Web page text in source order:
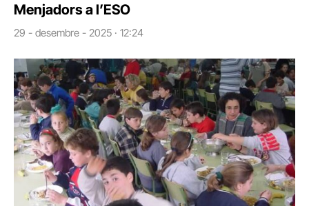
Menjadors a l’ESO
29 - desembre - 2025 · 12:24